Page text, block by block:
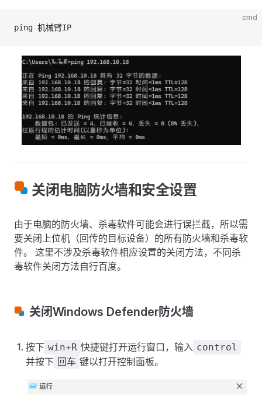
cmd
ping 机械臂IP
关闭电脑防火墙和安全设置
由于电脑的防火墙、杀毒软件可能会进行误拦截，所以需
要关闭上位机（回传的目标设备）的所有防火墙和杀毒软
件。 这里不涉及杀毒软件相应设置的关闭方法，不同杀
毒软件关闭方法自行百度。
关闭Windows Defender防火墙
按下 win+R 快捷键打开运行窗口，输入 control
并按下 回车 键以打开控制面板。